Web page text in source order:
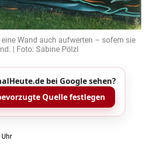
Wand auch aufwerten – sofern sie
| Foto: Sabine Pölzl
bei Google sehen?
Quelle festlegen